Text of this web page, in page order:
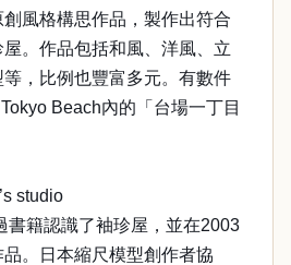
風格構思作品，製作出符合
。作品包括和風、洋風、立
，比例也豐富多元。有數件
Beach內的「台場一丁目
studio
籍認識了袖珍屋，並在2003
。日本縮尺模型創作者協